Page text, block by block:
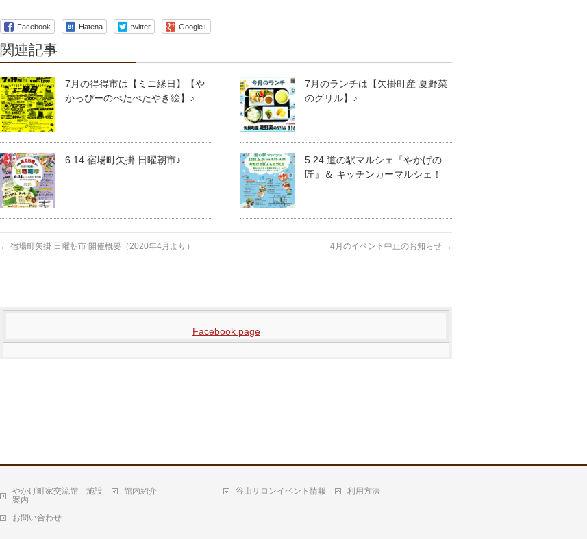
Facebook Hatena twitter Google+
関連記事
7月の得得市は【ミニ縁日】【や
かっぴーのぺたぺたやき絵】♪
7月のランチは【矢掛町産 夏野菜
のグリル】♪
6.14 宿場町矢掛 日曜朝市♪
5.24 道の駅マルシェ『やかげの
匠』＆ キッチンカーマルシェ！
← 宿場町矢掛 日曜朝市 開催概要（2020年4月より） 4月のイベント中止のお知らせ →
Facebook page
やかげ町家交流館 施設
案内
館内紹介 谷山サロンイベント情報 利用方法
お問い合わせ